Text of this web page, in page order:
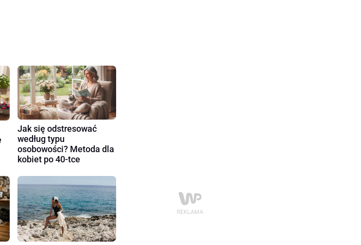
Jak się odstresować
według typu
osobowości? Metoda dla
kobiet po 40-tce